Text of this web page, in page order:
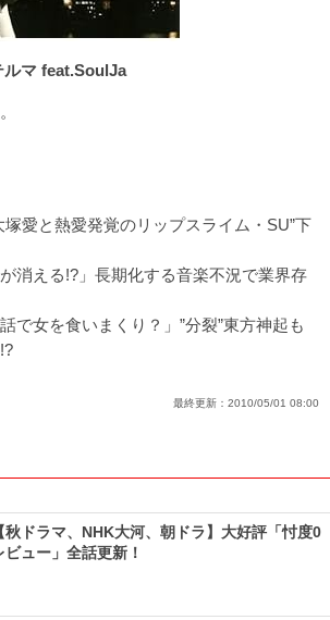
ルマ feat.SoulJa
塚愛と熱愛発覚のリップスライム・SU”下
消える!?」長期化する音楽不況で業界存
で女を食いまくり？」”分裂”東方神起も
最終更新： 2010/05/01 08:00
【秋ドラマ、NHK大河、朝ドラ】大好評「忖度0
ビュー」全話更新！